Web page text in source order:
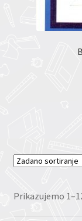
Prikazujemo